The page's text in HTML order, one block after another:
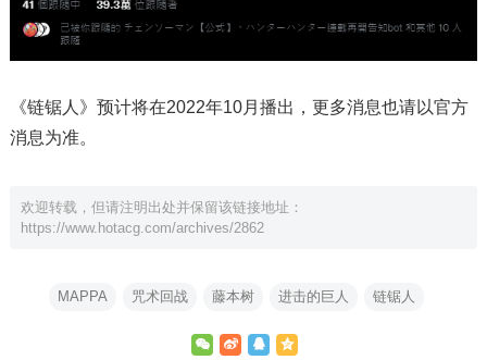
《链锯人》预计将在2022年10月播出，更多消息也请以官方
消息为准。
欢迎转载，但请注明出处并保留该链接地址：
https://www.hotacg.com/archives/2862
MAPPA 咒术回战 藤本树 进击的巨人 链锯人